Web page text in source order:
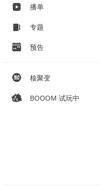
播单
专题
预告
核聚变
BOOOM 试玩中